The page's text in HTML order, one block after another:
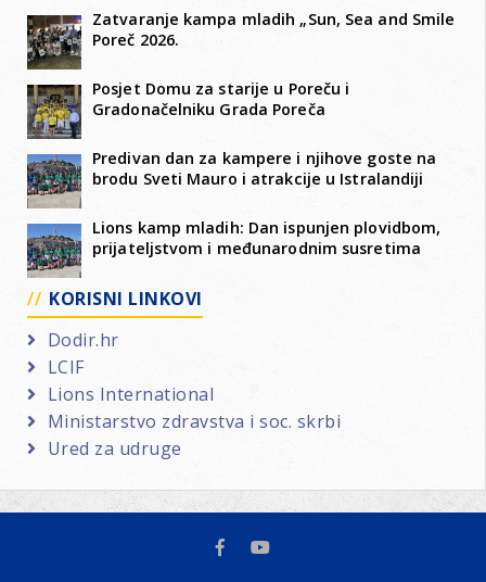
Zatvaranje kampa mladih „Sun, Sea and Smile
Poreč 2026.
Posjet Domu za starije u Poreču i
Gradonačelniku Grada Poreča
Predivan dan za kampere i njihove goste na
brodu Sveti Mauro i atrakcije u Istralandiji
Lions kamp mladih: Dan ispunjen plovidbom,
prijateljstvom i međunarodnim susretima
KORISNI LINKOVI
Dodir.hr
LCIF
Lions International
Ministarstvo zdravstva i soc. skrbi
Ured za udruge